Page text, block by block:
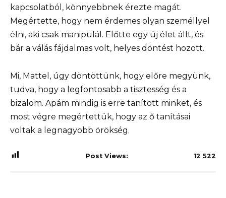
kapcsolatból, könnyebbnek érezte magát.
Megértette, hogy nem érdemes olyan személlyel
élni, aki csak manipulál. Előtte egy új élet állt, és
bár a válás fájdalmas volt, helyes döntést hozott.
Mi, Mattel, úgy döntöttünk, hogy előre megyünk,
tudva, hogy a legfontosabb a tisztesség és a
bizalom. Apám mindig is erre tanított minket, és
most végre megértettük, hogy az ő tanításai
voltak a legnagyobb örökség.
Post Views: 12 522